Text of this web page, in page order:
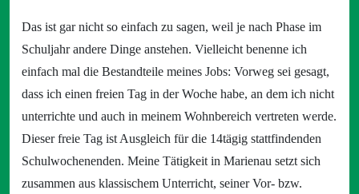
Das ist gar nicht so einfach zu sagen, weil je nach Phase im
Schuljahr andere Dinge anstehen. Vielleicht benenne ich
einfach mal die Bestandteile meines Jobs: Vorweg sei gesagt,
dass ich einen freien Tag in der Woche habe, an dem ich nicht
unterrichte und auch in meinem Wohnbereich vertreten werde.
Dieser freie Tag ist Ausgleich für die 14tägig stattfindenden
Schulwochenenden. Meine Tätigkeit in Marienau setzt sich
zusammen aus klassischem Unterricht, seiner Vor- bzw.